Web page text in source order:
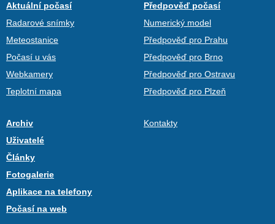
Aktuální počasí
Radarové snímky
Meteostanice
Počasí u vás
Webkamery
Teplotní mapa
Předpověď počasí
Numerický model
Předpověď pro Prahu
Předpověď pro Brno
Předpověď pro Ostravu
Předpověď pro Plzeň
Archiv
Uživatelé
Články
Fotogalerie
Aplikace na telefony
Počasí na web
Kontakty